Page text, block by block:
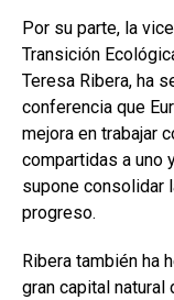
Por su parte, la
Transición
Teresa Ribera, ha
conferencia que
mejora en trabajar
compartidas a uno
supone consolidar
progreso.
Ribera también ha
gran capital natural